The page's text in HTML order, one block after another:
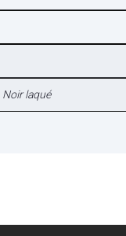
Noir laqué